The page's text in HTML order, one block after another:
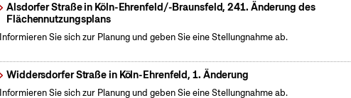
Alsdorfer Straße in Köln-Ehrenfeld/-Braunsfeld, 241. Änderung des
Flächennutzungsplans
Informieren Sie sich zur Planung und geben Sie eine Stellungnahme ab.
Widdersdorfer Straße in Köln-Ehrenfeld, 1. Änderung
Informieren Sie sich zur Planung und geben Sie eine Stellungnahme ab.